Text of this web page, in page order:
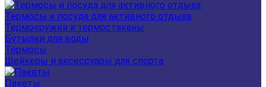
Термосы и посуда для активного отдыха
Термокружки и термостаканы
Бутылки для воды
Термосы
Шейкеры и аксессуары для спорта
Пакеты